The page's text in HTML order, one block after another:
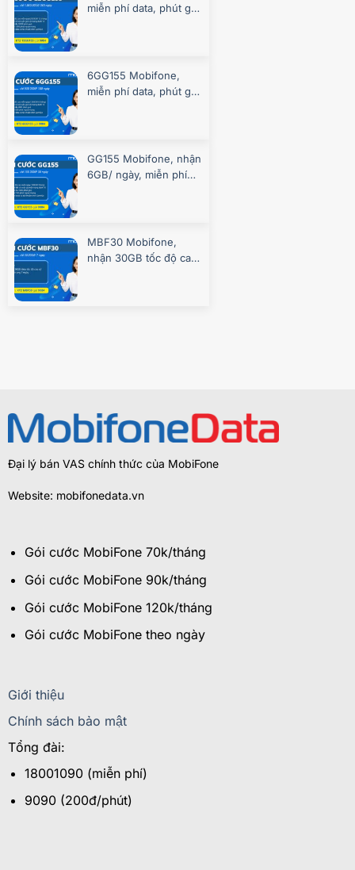
miễn phí data, phút gọi
6GG155 Mobifone,
miễn phí data, phút gọi
GG155 Mobifone, nhận
6GB/ ngày, miễn phí
MBF30 Mobifone,
nhận 30GB tốc độ cao
Đại lý bán VAS chính thức của MobiFone
Website: mobifonedata.vn
Gói cước MobiFone 70k/tháng
Gói cước MobiFone 90k/tháng
Gói cước MobiFone 120k/tháng
Gói cước MobiFone theo ngày
Giới thiệu
Chính sách bảo mật
Tổng đài:
18001090 (miễn phí)
9090 (200đ/phút)